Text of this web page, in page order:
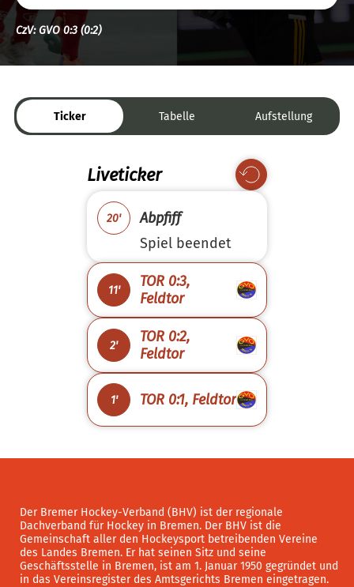
CzV: GVO 0:3 (0:2)
Ticker Tabelle Aufstellung
Liveticker
20'
Abpfiff
Spiel beendet
11'
TOR 0:3,
Feldtor
2'
TOR 0:2,
Feldtor
1' TOR 0:1, Feldtor
Der Bremer Hockey-Verband (BHV) ist der regionale
Dachverband für Hockey in Bremen. Der BHV ist die
Gemeinschaft aller den Hockeysport betreibenden Vereine
des Landes Bremen. Er hat seinen Sitz und seine
Geschäftsstelle in Bremen, ist am 1. Januar 1950 gegründet und
in das Vereinsregister des Amtsgerichts Bremen eingetragen.